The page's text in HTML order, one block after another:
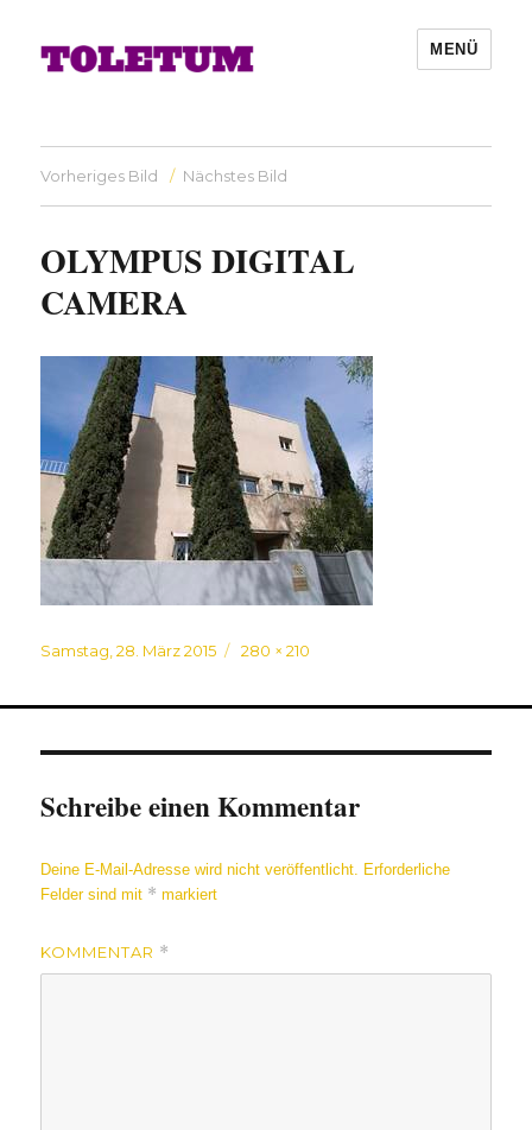
MENÜ
Vorheriges Bild Nächstes Bild
OLYMPUS DIGITAL
CAMERA
Veröffentlicht
Samstag, 28. März 2015 Originalgröße
280 × 210
Schreibe einen Kommentar
Deine E-Mail-Adresse wird nicht veröffentlicht. Erforderliche
Felder sind mit * markiert
KOMMENTAR *